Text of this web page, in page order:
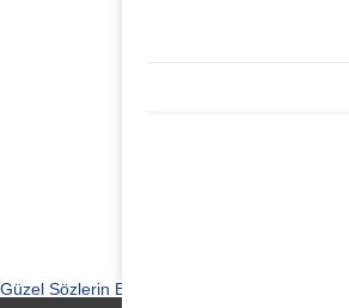
Güzel Sözlerin En Güzel Adresi...